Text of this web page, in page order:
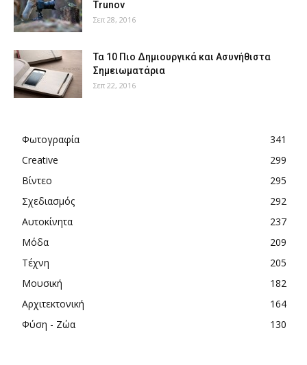
Trunov
Σεπ 28, 2016
Τα 10 Πιο Δημιουργικά και Ασυνήθιστα
Σημειωματάρια
Σεπ 22, 2016
Φωτογραφία
341
Creative
299
Βίντεο
295
Σχεδιασμός
292
Αυτοκίνητα
237
Μόδα
209
Τέχνη
205
Μουσική
182
Αρχιτεκτονική
164
Φύση - Ζώα
130